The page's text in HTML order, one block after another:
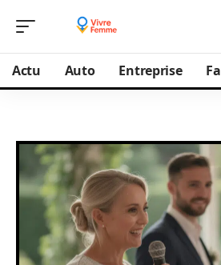
Actu Auto Entreprise